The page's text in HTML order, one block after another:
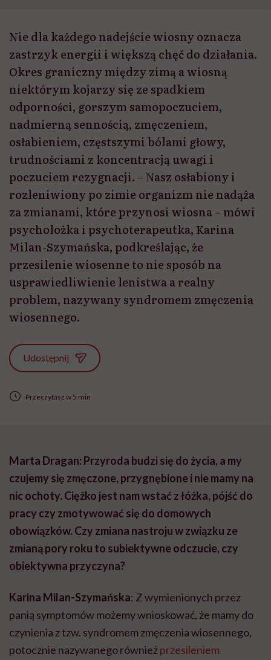
Nie dla każdego nadejście wiosny oznacza
zastrzyk energii i większą chęć do działania.
Okres graniczny między zimą a wiosną
niektórym kojarzy się ze spadkiem
odporności, gorszym samopoczuciem,
nadmierną sennością, zmęczeniem,
osłabieniem, częstszymi bólami głowy,
trudnościami z koncentracją uwagi i
poczuciem rezygnacji. – Nasz osłabiony i
rozleniwiony po zimie organizm nie nadąża
za zmianami, które przynosi wiosna – mówi
psycholożka i psychoterapeutka, Karina
Milan-Szymańska, podkreślając, że
przesilenie wiosenne to nie sposób na
usprawiedliwienie lenistwa a realny
problem, nazywany syndromem zmęczenia
wiosennego.
Udostępnij
Przeczytasz w 5 min
Marta Dragan: Przyroda budzi się do życia, a my
czujemy się zmęczone, przygnębione i nie mamy na
nic ochoty. Ciężko jest nam wstać z łóżka, pójść do
pracy czy zmotywować się do domowych
obowiązków. Czy zmiana nastroju w związku ze
zmianą pory roku to subiektywne odczucie, czy
obiektywna przyczyna?
Karina Milan-Szymańska: Z wymienionych przez
panią symptomów możemy wnioskować, że mamy do
czynienia z tzw. syndromem zmęczenia wiosennego,
potocznie nazywanego równieżprzesileniem